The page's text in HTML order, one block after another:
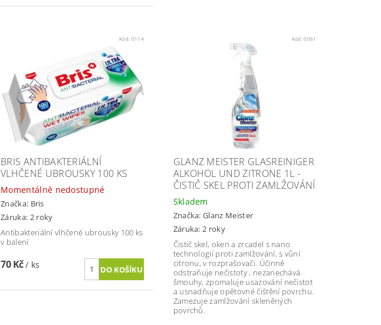
Kód: 0114
BRIS ANTIBAKTERIÁLNÍ
VLHČENÉ UBROUSKY 100 KS
Momentálně nedostupné
Značka: Bris
Záruka: 2 roky
Antibakteriální vlhčené ubrousky 100 ks
v balení
70 Kč/ ks
Kód:0061
GLANZ MEISTER GLASREINIGER
ALKOHOL UND ZITRONE 1L -
ČISTIČ SKEL PROTI ZAMLŽOVÁNÍ
Skladem
Značka:Glanz Meister
Záruka: 2 roky
Čistič skel, oken a zrcadel s nano
technologií proti zamlžování, s vůní
citronu, v rozprašovači. Účinně
odstraňuje nečistoty , nezanechává
šmouhy, zpomaluje usazování nečistot
a usnadňuje opětovné čištění povrchu.
Zamezuje zamlžování skleněných
povrchů.